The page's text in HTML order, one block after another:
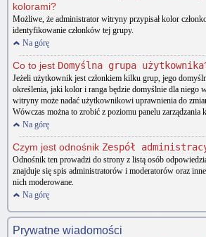
kolorami?
Możliwe, że administrator witryny przypisał kolor
identyfikowanie członków tej grupy.
Na górę
Co to jest Domyślna grupa użytkownika
Jeżeli użytkownik jest członkiem kilku grup, jego
określenia, jaki kolor i ranga będzie domyślnie dla niego
witryny może nadać użytkownikowi uprawnienia do
Wówczas można to zrobić z poziomu panelu zarządzania
Na górę
Czym jest odnośnik Zespół
Odnośnik ten prowadzi do strony z listą osób
znajduje się spis administratorów i moderatorów oraz
nich moderowane.
Na górę
Prywatne wiadomości